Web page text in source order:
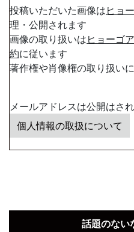
投稿いただいた画像は ヒョ
理・公開されます
画像の取り扱いは ヒョーゴ
約に従います
著作権や肖像権の取り扱い
メールアドレスは公開はさ
個人情報の取扱について
話題のない